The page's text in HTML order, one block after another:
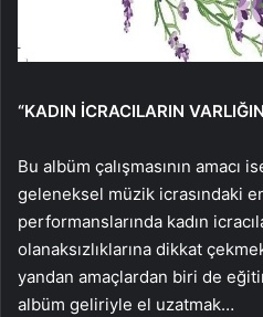
“KADIN İCRACILARIN
Bu albüm çalışmasının amacı
geleneksel müzik icrasındaki
performanslarında kadın
olanaksızlıklarına dikkat
yandan amaçlardan biri de
albüm geliriyle el uzatmak…